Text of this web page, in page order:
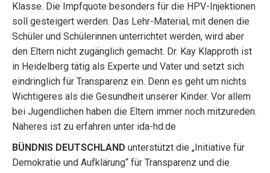
Klasse. Die Impfquote besonders für die HPV-Injektionen
soll gesteigert werden. Das Lehr-Material, mit denen die
Schüler und Schülerinnen unterrichtet werden, wird aber
den Eltern nicht zugänglich gemacht. Dr. Kay Klapproth ist
in Heidelberg tätig als Experte und Vater und setzt sich
eindringlich für Transparenz ein. Denn es geht um nichts
Wichtigeres als die Gesundheit unserer Kinder. Vor allem
bei Jugendlichen haben die Eltern immer noch mitzureden.
Näheres ist zu erfahren unter ida-hd.de
BÜNDNIS DEUTSCHLAND unterstützt die „Initiative für
Demokratie und Aufklärung“ für Transparenz und die